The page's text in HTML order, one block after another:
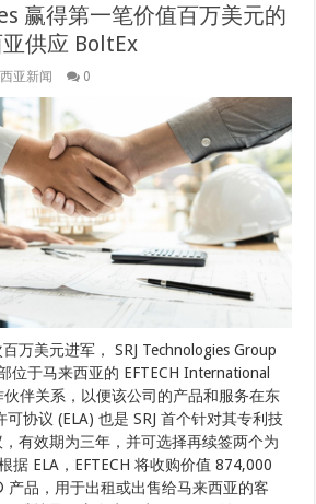
赢得第一笔价值百万美元的
供应 BoltEx
亚新闻 0
万美元进军， SRJ Technologies Group
位于马来西亚的 EFTECH International
伴关系，以便该公司的产品和服务在东
协议 (ELA) 也是 SRJ 首个针对其专利技
有效期为三年，并可选择再续签两个为
据 ELA，EFTECH 将收购价值 874,000
产品，用于出租或出售给马来西亚的客